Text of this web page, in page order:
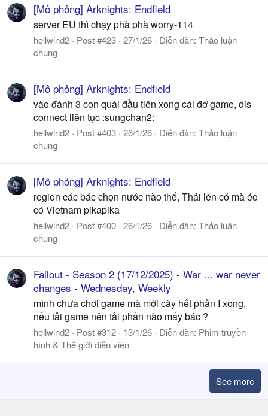
[Mô phỏng] Arknights: Endfield
server EU thì chạy phà phà worry-114
hellwind2 Post #423 27/1/26 Diễn đàn: Thảo luận
chung
[Mô phỏng] Arknights: Endfield
vào đánh 3 con quái đầu tiên xong cái đơ game, dis
connect liên tục :sungchan2:
hellwind2 Post #403 26/1/26 Diễn đàn: Thảo luận
chung
[Mô phỏng] Arknights: Endfield
region các bác chọn nước nào thế, Thái lẻn có mà éo
có Vietnam pikapika
hellwind2 Post #400 26/1/26 Diễn đàn: Thảo luận
chung
Fallout - Season 2 (17/12/2025) - War ... war never
changes - Wednesday, Weekly
mình chưa chơi game mà mới cày hết phần I xong,
nếu tải game nên tải phần nào mấy bác ?
hellwind2 Post #312 13/1/26 Diễn đàn: Phim truyền
hình & Thế giới diễn viên
See more